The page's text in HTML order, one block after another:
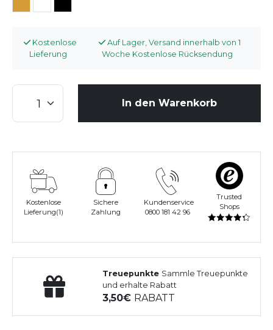
Kostenlose
Lieferung
Auf Lager, Versand innerhalb von 1
Woche Kostenlose Rücksendung
In den Warenkorb
Kostenlose
Lieferung(1)
Sichere
Zahlung
Kundenservice
0800 181 42 96
Trusted
Shops
Treuepunkte Sammle Treuepunkte
und erhalte Rabatt
3,50 RABATT